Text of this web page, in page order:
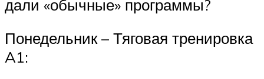
дали «обычные» программы?
Понедельник – Тяговая тренировка
A1: